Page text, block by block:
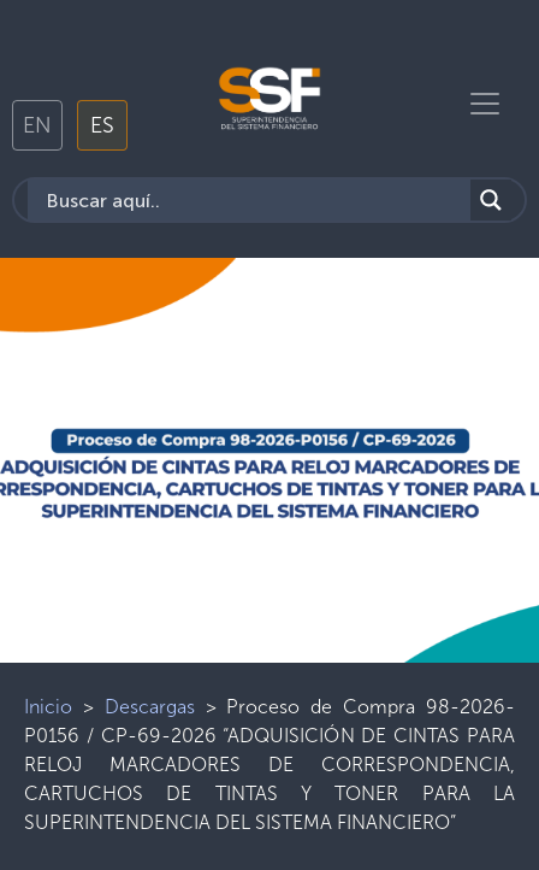
EN ES
Inicio > Descargas> Proceso de Compra 98-2026-
P0156 / CP-69-2026 “ADQUISICIÓN DE CINTAS PARA
RELOJ MARCADORES DE CORRESPONDENCIA,
CARTUCHOS DE TINTAS Y TONER PARA LA
SUPERINTENDENCIA DEL SISTEMA FINANCIERO”